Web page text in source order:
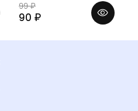
99 ₽
90 ₽